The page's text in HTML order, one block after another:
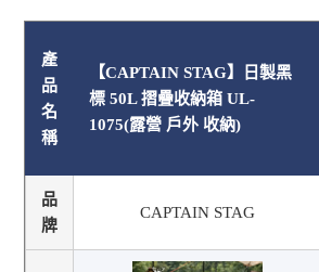
產
品
名
稱
【CAPTAIN STAG】日製黑
標 50L 摺疊收納箱 UL-
1075(露營 戶外 收納)
品
牌
CAPTAIN STAG